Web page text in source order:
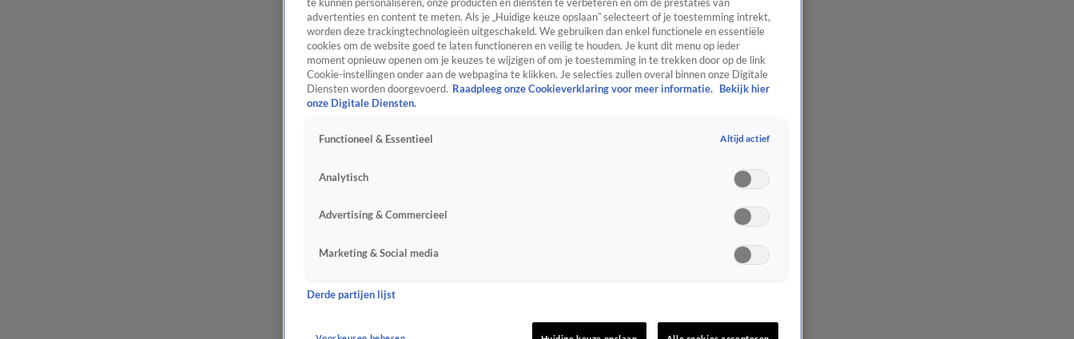
te kunnen personaliseren, onze producten en diensten te verbeteren en om de prestaties van
advertenties en content te meten. Als je „Huidige keuze opslaan” selecteert of je toestemming intrekt,
worden deze trackingtechnologieën uitgeschakeld. We gebruiken dan enkel functionele en essentiële
cookies om de website goed te laten functioneren en veilig te houden. Je kunt dit menu op ieder
moment opnieuw openen om je keuzes te wijzigen of om je toestemming in te trekken door op de link
Cookie-instellingen onder aan de webpagina te klikken. Je selecties zullen overal binnen onze Digitale
Diensten worden doorgevoerd. Raadpleeg onze Cookieverklaring voor meer informatie.
Bekijk hier
onze Digitale Diensten.
Functioneel & Essentieel Altijd actief
Analytisch
Advertising & Commercieel
Marketing & Social media
Derde partijen lijst